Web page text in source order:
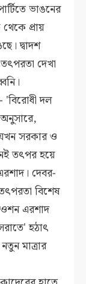
ভাঙনের
প্রায়
দ্বাদশ
দেখা
'বিরোধী দল
অনুসারে,
যখন সরকার ও
তৎপর হয়ে
দেবর-
বিশেষ
এরশাদ
হঠাৎ
মাত্রার